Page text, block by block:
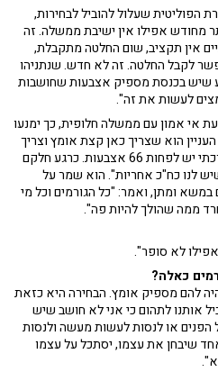
הפוליטית שעלול להוביל לבחירות,
מחודש אפילו אין ישיבת ממשלה. זה
אין תקציב, שום החלטה מתקבלת,
לקבל החלטה. זה לא חדש. שנתניהו
שיש בכנסת מספיק אצבעות שחושבות
לעשות את זה".
אי אמון עם ממשלה חלופית, כך ימנעו
הוא שצריך כאן קצת אומץ וצריך
אנשים שיעשו את הדבר הזה. להערכתי יש לפחות 66 אצבעות. כרגע חלקם
לנו כח"כ אחריות". הוא שמר על
במשא ומתן, ואמר: "כל הגורמים וכל מי
ממה שהולך להיות פה".
אפילו לא סופר".
כאלה?
להם מספיק אומץ. הבחירה היא כזאת
אותנו לתהום כי אני לא חושב שיש
הפנים או לנסות לעשות מעשה ולנסות
שיבחן את עצמו, יסתכל על עצמו